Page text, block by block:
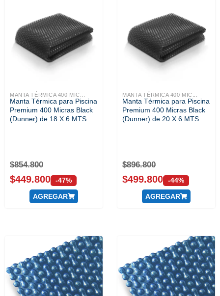
MANTA TÉRMICA 400 MIC...
Manta Térmica para Piscina
Premium 400 Micras Black
(Dunner) de 18 X 6 MTS
$854.800
$449.800 -47%
AGREGAR
MANTA TÉRMICA 400 MIC...
Manta Térmica para Piscina
Premium 400 Micras Black
(Dunner) de 20 X 6 MTS
$896.800
$499.800 -44%
AGREGAR